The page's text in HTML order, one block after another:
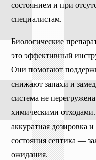
состоянием и при
специалистам.
Биологические
это эффективный
Они помогают
снижают запахи и
система не
химическими
аккуратная дозировка
состояния септика —
ожидания.